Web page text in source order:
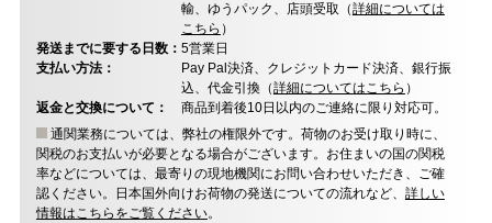
輸、ゆうパック、店頭受取（詳細については
こちら ）
発送までに要する日数： 5営業日
支払い方法：
Pay Pal決済、クレジットカード決済、銀行振
込、代金引換（詳細についてはこちら ）
返金と交換について：
商品到着後10日以内のご連絡に限り対応可。
通関業務については、弊社の権限外です。荷物のお受け取り時に、
関税のお支払いが必要となる場合がございます。お住まいの国の関税
率などについては、最寄りの現地機関にお問い合わせいただき、ご確
認ください。日本国外向けお荷物の発送についての流れなど、 詳しい
情報はこちらをご覧ください。